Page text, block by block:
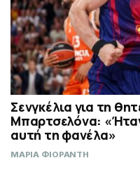
Σενγκέλια για τη
Μπαρτσελόνα:
αυτή τη φανέλα»
ΜΑΡΙΑ ΦΙΟΡΑΝΤΗ